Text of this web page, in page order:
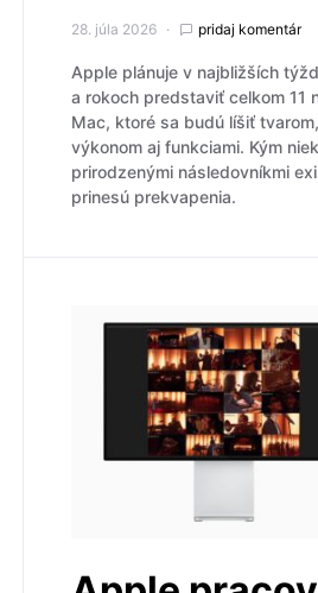
28. júla 2026 pridaj komentár
Apple plánuje v najbližších
a rokoch predstaviť celkom 11
Mac, ktoré sa budú líšiť
výkonom aj funkciami. Kým
prirodzenými následovníkmi
prinesú prekvapenia.